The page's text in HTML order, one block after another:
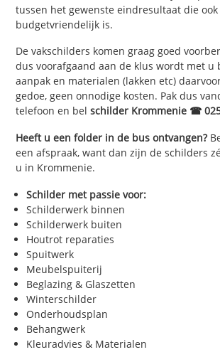
tussen het gewenste eindresultaat die ook
budgetvriendelijk is.
De vakschilders komen graag goed
dus voorafgaand aan de klus wordt met u
aanpak en materialen (lakken etc)
gedoe, geen onnodige kosten. Pak dus
telefoon en belschilder Krommenie ☎
Heeft u een folder in de bus ontvangen?
een afspraak, want dan zijn de schilders
u in Krommenie.
Schilder met passie voor:
Schilderwerk binnen
Schilderwerk buiten
Houtrot reparaties
Spuitwerk
Meubelspuiterij
Beglazing & Glaszetten
Winterschilder
Onderhoudsplan
Behangwerk
Kleuradvies & Materialen